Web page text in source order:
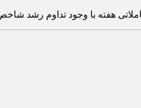
هفته با وجود تداوم رشد